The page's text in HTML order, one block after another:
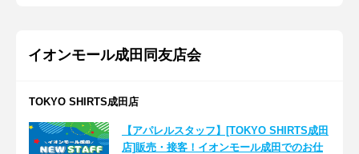
イオンモール成田同友店会
TOKYO SHIRTS成田店
【アパレルスタッフ】[TOKYO SHIRTS成田
店]販売・接客！イオンモール成田でのお仕